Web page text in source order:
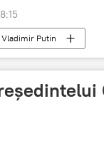
Vladimir Putin